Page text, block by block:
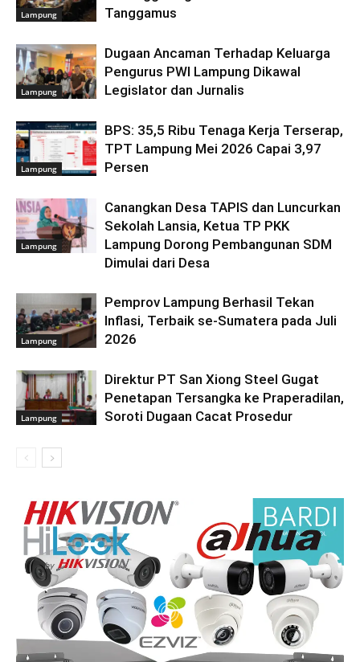
Lampung
Tanggamus
Lampung
Dugaan Ancaman Terhadap Keluarga
Pengurus PWI Lampung Dikawal
Legislator dan Jurnalis
Lampung
BPS: 35,5 Ribu Tenaga Kerja Terserap,
TPT Lampung Mei 2026 Capai 3,97
Persen
Lampung
Canangkan Desa TAPIS dan Luncurkan
Sekolah Lansia, Ketua TP PKK
Lampung Dorong Pembangunan SDM
Dimulai dari Desa
Lampung
Pemprov Lampung Berhasil Tekan
Inflasi, Terbaik se-Sumatera pada Juli
2026
Lampung
Direktur PT San Xiong Steel Gugat
Penetapan Tersangka ke Praperadilan,
Soroti Dugaan Cacat Prosedur